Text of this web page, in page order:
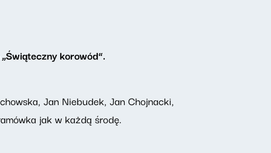
korowód”.
Jan Niebudek, Jan Chojnacki,
jak w każdą środę.